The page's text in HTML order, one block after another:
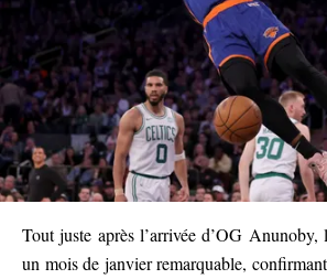
Tout juste après l’arrivée d’OG
un mois de janvier remarquable,